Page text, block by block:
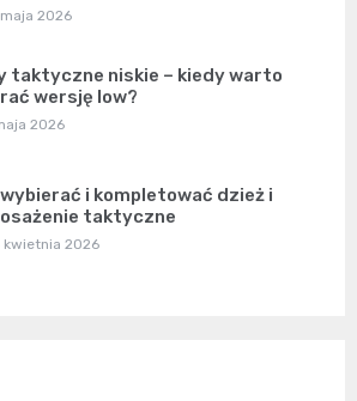
2026
taktyczne niskie – kiedy warto
wersję low?
2026
i kompletować dzież i
taktyczne
kwietnia 2026